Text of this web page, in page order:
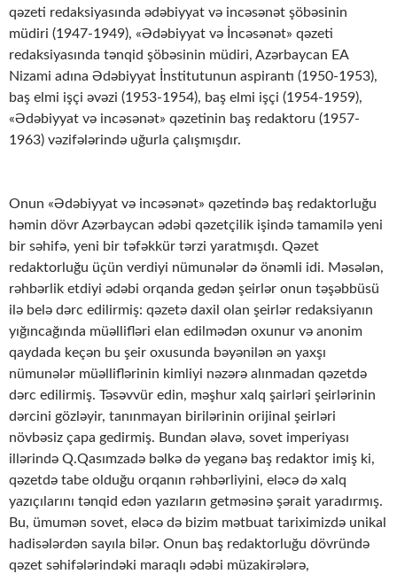
qəzeti redaksiyasında ədəbiyyat və incəsənət şöbəsinin
müdiri (1947-1949), «Ədəbiyyat və İncəsənət» qəzeti
redaksiyasında tənqid şöbəsinin müdiri, Azərbaycan EA
Nizami adına Ədəbiyyat İnstitutunun aspirantı (1950-1953),
baş elmi işçi əvəzi (1953-1954), baş elmi işçi (1954-1959),
«Ədəbiyyat və incəsənət» qəzetinin baş redaktoru (1957-
1963) vəzifələrində uğurla çalışmışdır.
Onun «Ədəbiyyat və incəsənət» qəzetində baş redaktorluğu
həmin dövr Azərbaycan ədəbi qəzetçilik işində tamamilə yeni
bir səhifə, yeni bir təfəkkür tərzi yaratmışdı. Qəzet
redaktorluğu üçün verdiyi nümunələr də önəmli idi. Məsələn,
rəhbərlik etdiyi ədəbi orqanda gedən şeirlər onun təşəbbüsü
ilə belə dərc edilirmiş: qəzetə daxil olan şeirlər redaksiyanın
yığıncağında müəllifləri elan edilmədən oxunur və anonim
qaydada keçən bu şeir oxusunda bəyənilən ən yaxşı
nümunələr müəlliflərinin kimliyi nəzərə alınmadan qəzetdə
dərc edilirmiş. Təsəvvür edin, məşhur xalq şairləri şeirlərinin
dərcini gözləyir, tanınmayan birilərinin orijinal şeirləri
növbəsiz çapa gedirmiş. Bundan əlavə, sovet imperiyası
illərində Q.Qasımzadə bəlkə də yeganə baş redaktor imiş ki,
qəzetdə tabe olduğu orqanın rəhbərliyini, eləcə də xalq
yazıçılarını tənqid edən yazıların getməsinə şərait yaradırmış.
Bu, ümumən sovet, eləcə də bizim mətbuat tariximizdə unikal
hadisələrdən sayıla bilər. Onun baş redaktorluğu dövründə
qəzet səhifələrindəki maraqlı ədəbi müzakirələrə,